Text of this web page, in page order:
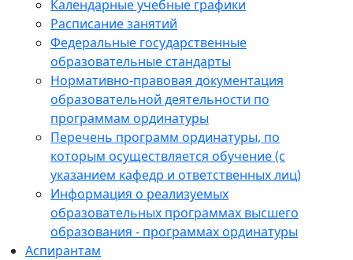
Календарные учебные графики
Расписание занятий
Федеральные государственные
образовательные стандарты
Нормативно-правовая документация
образовательной деятельности по
программам ординатуры
Перечень программ ординатуры, по
которым осуществляется обучение (с
указанием кафедр и ответственных лиц)
Информация о реализуемых
образовательных программах высшего
образования - программах ординатуры
Аспирантам